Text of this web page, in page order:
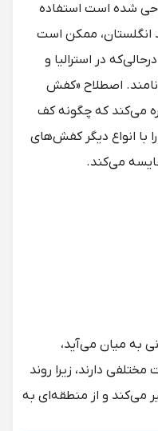
شده است استفاده
انگلستان، ممکن است
در استرالیا و
اصطلاح «کفش
می‌کند که چگونه کف
با انواع دیگر کفش‌های
می‌کند.
به میان می‌آید،
دارند، زیرا روند
می‌کند و از منطقه‌ای به